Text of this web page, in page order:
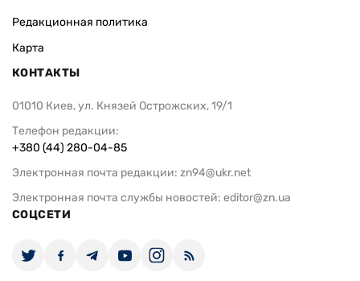
Редакционная политика
Карта
КОНТАКТЫ
01010 Киев, ул. Князей Острожских, 19/1
Телефон редакции:
+380 (44) 280-04-85
Электронная почта редакции: zn94@ukr.net
Электронная почта службы новостей: editor@zn.ua
СОЦСЕТИ